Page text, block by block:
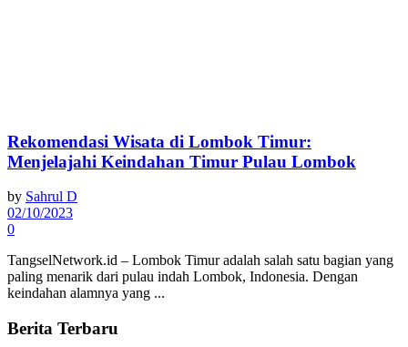
Rekomendasi Wisata di Lombok Timur:
Menjelajahi Keindahan Timur Pulau Lombok
by Sahrul D
02/10/2023
0
TangselNetwork.id – Lombok Timur adalah salah satu bagian yang
paling menarik dari pulau indah Lombok, Indonesia. Dengan
keindahan alamnya yang ...
Berita Terbaru